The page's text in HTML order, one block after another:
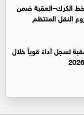
الكرك–العقبة ضمن
النقل المنتظم
تسجل أداءً قوياً خلال